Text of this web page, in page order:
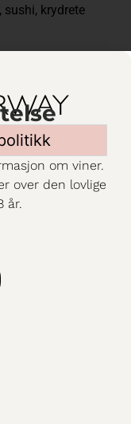
krydrete
om viner.
over den lovlige
år.